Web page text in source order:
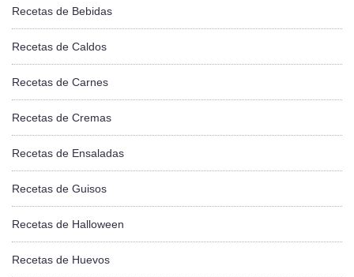
Recetas de Bebidas
Recetas de Caldos
Recetas de Carnes
Recetas de Cremas
Recetas de Ensaladas
Recetas de Guisos
Recetas de Halloween
Recetas de Huevos